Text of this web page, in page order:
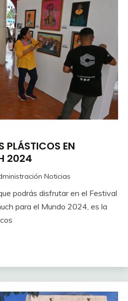
PLÁSTICOS EN
2024
Noticias
podrás disfrutar en el Festival
para el Mundo 2024, es la